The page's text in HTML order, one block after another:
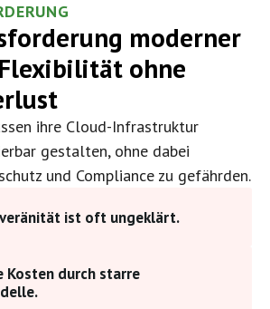
moderner
ohne
ihre Cloud-Infrastruktur
gestalten, ohne dabei
und Compliance zu gefährden.
ist oft ungeklärt.
Kosten durch starre